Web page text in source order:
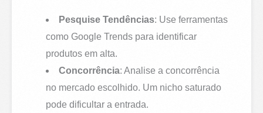
Pesquise Tendências: Use ferramentas
como Google Trends para identificar
produtos em alta.
Concorrência: Analise a concorrência
no mercado escolhido. Um nicho saturado
pode dificultar a entrada.